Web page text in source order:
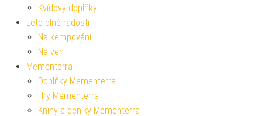
Kvídovy doplňky
Léto plné radosti
Na kempování
Na ven
Mementerra
Doplňky Mementerra
Hry Mementerra
Knihy a deníky Mementerra